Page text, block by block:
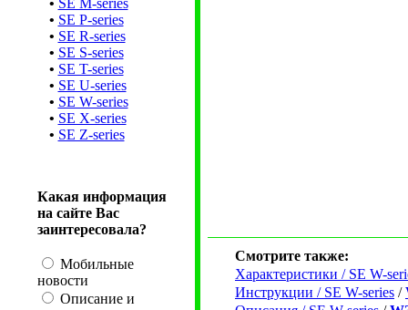
• SE M-series
• SE P-series
• SE R-series
• SE S-series
• SE T-series
• SE U-series
• SE W-series
• SE X-series
• SE Z-series
Какая информация
на сайте Вас
заинтересовала?
Мобильные
новости
Описание и
Смотрите также:
Характеристики / SE W-
Инструкции / SE W-series /